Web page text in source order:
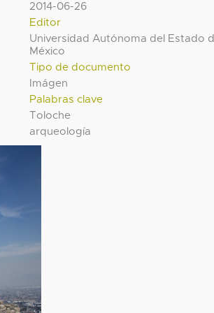
2014-06-26
Editor
Universidad Autónoma del Estado
México
Tipo de documento
Imágen
Palabras clave
Toloche
arqueología